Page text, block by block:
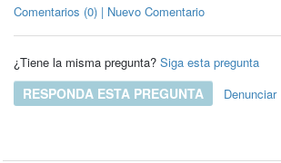
Comentarios (0) | Nuevo Comentario
¿Tiene la misma pregunta? Siga esta pregunta
RESPONDA ESTA PREGUNTA Denunciar